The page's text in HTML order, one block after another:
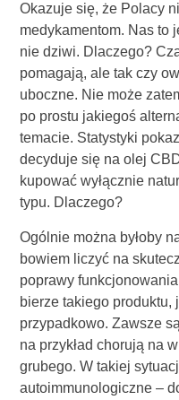
Okazuje się, że Polacy
medykamentom. Nas to
nie dziwi. Dlaczego?
pomagają, ale tak czy
uboczne. Nie może
po prostu jakiegoś
temacie. Statystyki
decyduje się na olej
kupować wyłącznie
typu. Dlaczego?
Ogólnie można byłoby
bowiem liczyć na
poprawy
bierze takiego produktu,
przypadkowo. Zawsze
na przykład chorują na
grubego. W takiej
autoimmunologiczne –